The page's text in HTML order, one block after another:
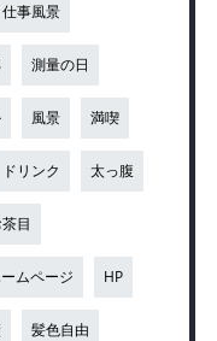
仕事風景
測量の日
風景 満喫
ドリンク 太っ腹
目
ムページ HP
髪色自由